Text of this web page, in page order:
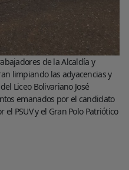
de la Alcaldía y
limpiando las adyacencias y
Liceo Bolivariano José
emanados por el candidato
PSUV y el Gran Polo Patriótico